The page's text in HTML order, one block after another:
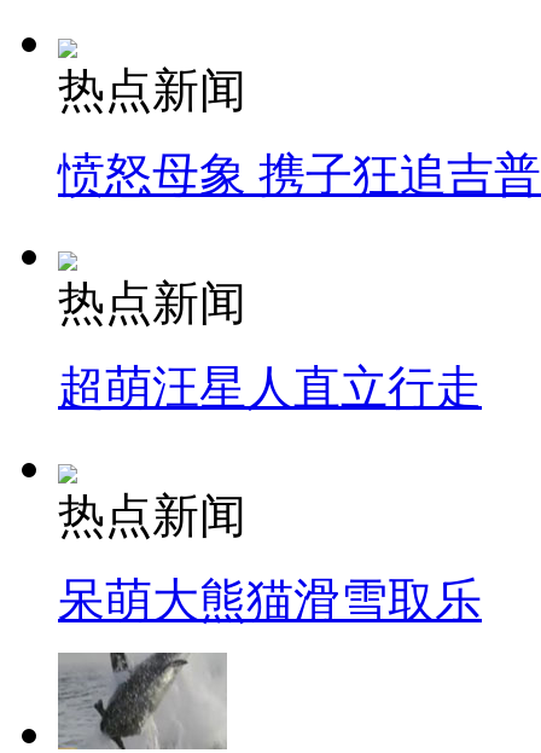
热点新闻
愤怒母象 携子狂追吉
热点新闻
超萌汪星人直立行走
热点新闻
呆萌大熊猫滑雪取乐